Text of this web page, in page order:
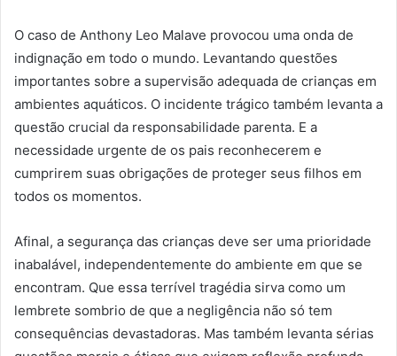
O caso de Anthony Leo Malave provocou uma onda de
indignação em todo o mundo. Levantando questões
importantes sobre a supervisão adequada de crianças em
ambientes aquáticos. O incidente trágico também levanta a
questão crucial da responsabilidade parenta. E a
necessidade urgente de os pais reconhecerem e
cumprirem suas obrigações de proteger seus filhos em
todos os momentos.
Afinal, a segurança das crianças deve ser uma prioridade
inabalável, independentemente do ambiente em que se
encontram. Que essa terrível tragédia sirva como um
lembrete sombrio de que a negligência não só tem
consequências devastadoras. Mas também levanta sérias